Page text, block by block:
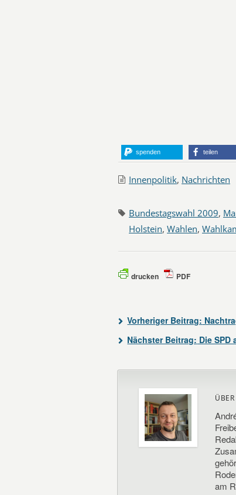
spenden teilen
Innenpolitik, Nachrichten
Bundestagswahl 2009,
Holstein, Wahlen,
drucken PDF
Vorheriger Beitrag:
Nächster Beitrag: Die SPD
am